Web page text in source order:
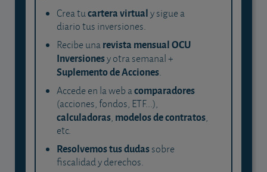
Crea tucartera virtualy sigue a
diario tus inversiones.
Recibe unarevista mensual OCU
Inversionesy otra semanal +
Suplemento de Acciones.
Accede en la web acomparadores
(acciones, fondos, ETF...),
calculadoras, modelos de contratos,
etc.
Resolvemos tus dudassobre
fiscalidad y derechos.